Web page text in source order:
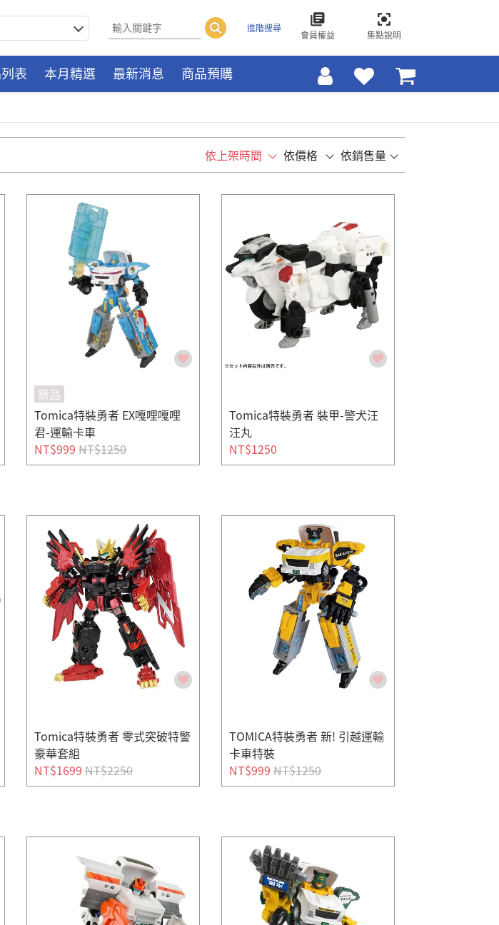
進階搜尋
會員權益 集點說明
表 本月精選 最新消息 商品預購
依上架時間 依價格 依銷售量
新品
Tomica特裝勇者 EX嘎哩嘎哩
君-運輸卡車
NT$999 NT$1250
Tomica特裝勇者 裝甲-警犬汪
汪丸
NT$1250
Tomica特裝勇者 零式突破特警
豪華套組
NT$1699 NT$2250
TOMICA特裝勇者 新! 引越運輸
卡車特裝
NT$999 NT$1250